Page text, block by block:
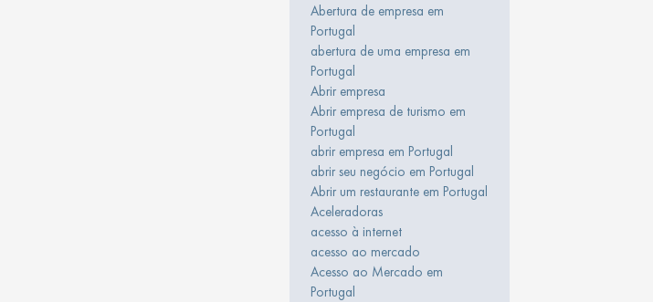
Abertura de empresa em
Portugal
abertura de uma empresa em
Portugal
Abrir empresa
Abrir empresa de turismo em
Portugal
abrir empresa em Portugal
abrir seu negócio em Portugal
Abrir um restaurante em Portugal
Aceleradoras
acesso à internet
acesso ao mercado
Acesso ao Mercado em
Portugal